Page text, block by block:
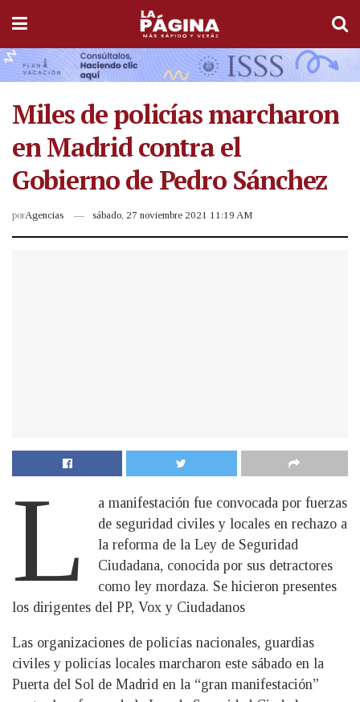
Miles de policías marcharon
en Madrid contra el
Gobierno de Pedro Sánchez
porAgencias sábado, 27 noviembre 2021 11:19 AM
L
a manifestación fue convocada por fuerzas
de seguridad civiles y locales en rechazo a
la reforma de la Ley de Seguridad
Ciudadana, conocida por sus detractores
como ley mordaza. Se hicieron presentes
los dirigentes del PP, Vox y Ciudadanos
Las organizaciones de policías nacionales, guardias
civiles y policías locales marcharon este sábado en la
Puerta del Sol de Madrid en la “gran manifestación”